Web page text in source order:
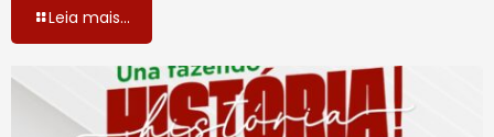
Leia mais...